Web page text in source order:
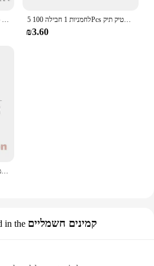
24pcs זהב dinnerware סט נירוסטה סכין סכין מזלג כף קפה כפית שטוח כפית שטוחה מדיח כלים מטבח שולחן 5 לחמניות 1 חבילה 100Pcs ביתי חד פעמי אשפה פאוץ מטבח אחסון אשפה שקיות ניקוי פסולת תיק פלסטיק תיק
₪3.60
Headworn מיקרופון רמקול קול מגבר מקליט מיקרופון רמקול אודיו מיני Wired Mikrofon מייק קול סוללה ערכת אוזניות
in the קמינים חשמליים